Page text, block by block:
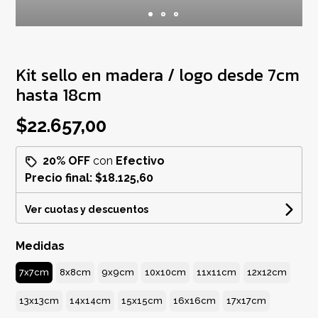
Kit sello en madera / logo desde 7cm
hasta 18cm
$22.657,00
20% OFF con Efectivo
Precio final:$18.125,60
Ver cuotas y descuentos
Medidas
7x7cm 8x8cm 9x9cm 10x10cm 11x11cm 12x12cm
13x13cm 14x14cm 15x15cm 16x16cm 17x17cm